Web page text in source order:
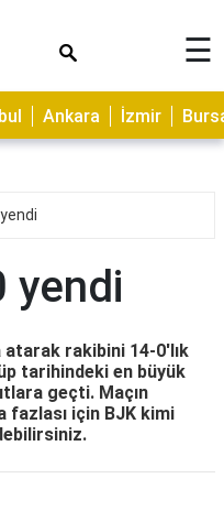
☰
Ankara İzmir
yendi
rakibini 14-0'lık
tarihindeki en büyük
geçti. Maçın
fazlası için BJK kimi